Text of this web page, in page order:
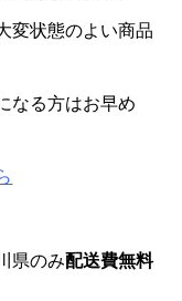
変状態のよい商品
なる方はお早め
県のみ配送費無料